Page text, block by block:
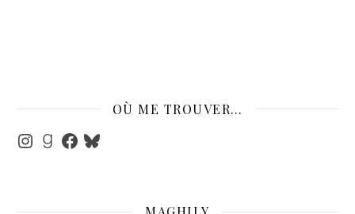
OÙ ME TROUVER…
Instagram
Goodreads
Facebook
Bluesky